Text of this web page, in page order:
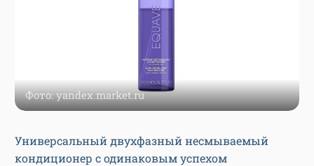
Фото: yandex.market.ru
Универсальный двухфазный несмываемый
кондиционер с одинаковым успехом